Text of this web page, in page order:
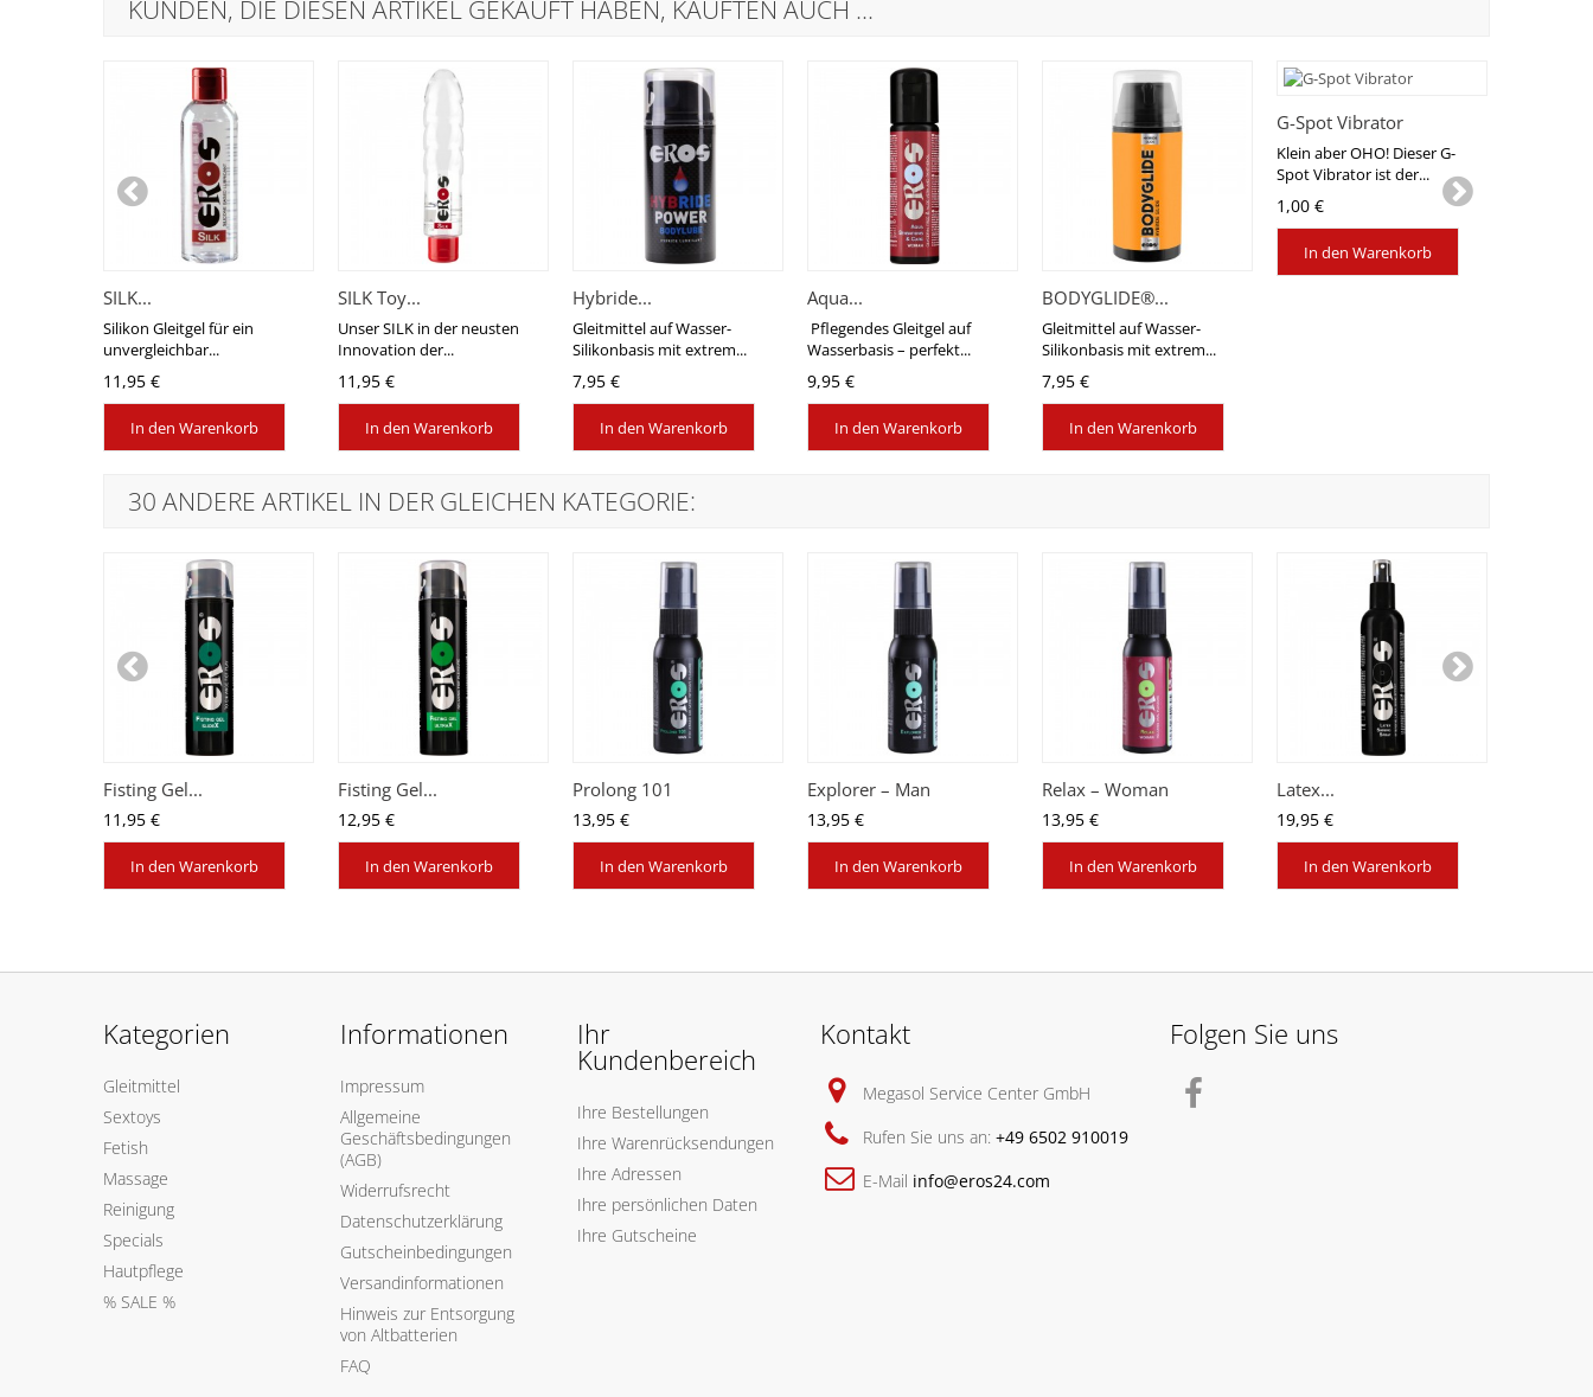
KUNDEN, DIE DIESEN ARTIKEL GEKAUFT HABEN, KAUFTEN AUCH ...
SILK...
Silikon Gleitgel für ein
unvergleichbar...
11,95 €
In den Warenkorb
SILK Toy...
Unser SILK in der neusten
Innovation der...
11,95 €
In den Warenkorb
Hybride...
Gleitmittel auf Wasser-
Silikonbasis mit extrem...
7,95 €
In den Warenkorb
Aqua...
Pflegendes Gleitgel auf
Wasserbasis – perfekt...
9,95 €
In den Warenkorb
BODYGLIDE®...
Gleitmittel auf Wasser-
Silikonbasis mit extrem...
7,95 €
In den Warenkorb
G-Spot Vibrator
Klein aber OHO! Dieser G-
Spot Vibrator ist der...
1,00 €
In den Warenkorb
30 ANDERE ARTIKEL IN DER GLEICHEN KATEGORIE:
Fisting Gel...
11,95 €
In den Warenkorb
Fisting Gel...
12,95 €
In den Warenkorb
Prolong 101
13,95 €
In den Warenkorb
Explorer – Man
13,95 €
In den Warenkorb
Relax – Woman
13,95 €
In den Warenkorb
Latex...
19,95 €
In den Warenkorb
Kategorien
Gleitmittel
Sextoys
Fetish
Massage
Reinigung
Specials
Hautpflege
% SALE %
Informationen
Impressum
Allgemeine
Geschäftsbedingungen
(AGB)
Widerrufsrecht
Datenschutzerklärung
Gutscheinbedingungen
Versandinformationen
Hinweis zur Entsorgung
von Altbatterien
FAQ
Ihr
Kundenbereich
Ihre Bestellungen
Ihre Warenrücksendungen
Ihre Adressen
Ihre persönlichen Daten
Ihre Gutscheine
Kontakt
Megasol Service Center GmbH
Rufen Sie uns an: +49 6502 910019
E-Mail info@eros24.com
Folgen Sie uns